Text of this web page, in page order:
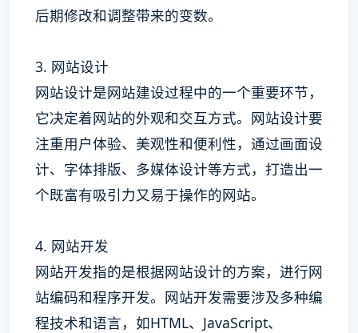
后期修改和调整带来的变数。
3. 网站设计
网站设计是网站建设过程中的一个重要环节，
它决定着网站的外观和交互方式。网站设计要
注重用户体验、美观性和便利性，通过画面设
计、字体排版、多媒体设计等方式，打造出一
个既富有吸引力又易于操作的网站。
4. 网站开发
网站开发指的是根据网站设计的方案，进行网
站编码和程序开发。网站开发需要涉及多种编
程技术和语言，如HTML、JavaScript、